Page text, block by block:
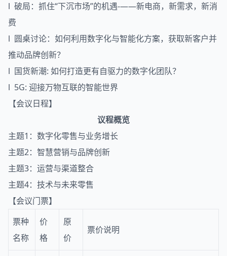
l 破局：抓住“下沉市场”的机遇-——新电商，新需求，新消
费
l 圆桌讨论：如何利用数字化与智能化方案，获取新客户并
推动品牌创新？
l 国货新潮: 如何打造更有自驱力的数字化团队？
l 5G: 迎接万物互联的智能世界
【会议日程】
议程概览
主题1：数字化零售与业务增长
主题2： 智慧营销与品牌创新
主题3：运营与渠道整合
主题4：技术与未来零售
【会议门票】
票种
名称
价
格
原
价
票价说明